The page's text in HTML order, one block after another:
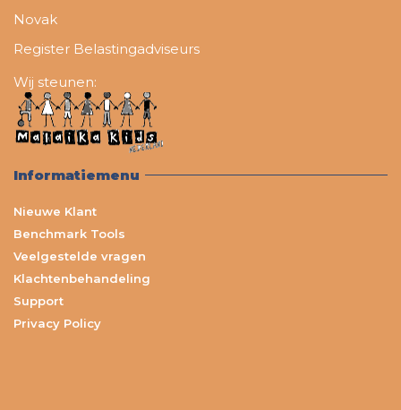
Novak
Register Belastingadviseurs
Wij steunen:
Informatiemenu
Nieuwe Klant
Benchmark Tools
Veelgestelde vragen
Klachtenbehandeling
Support
Privacy Policy